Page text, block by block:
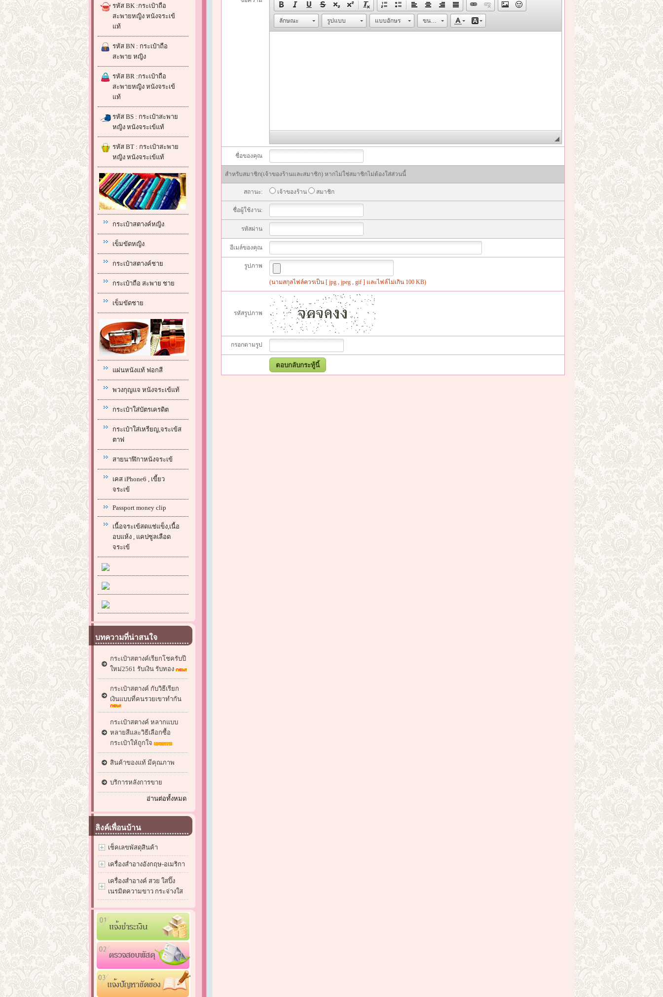
รหัส BK :กระเป๋าถือ
สะพายหญิง หนังจระเข้
แท้
รหัส BN : กระเป๋าถือ
สะพาย หญิง
รหัส BR :กระเป๋าถือ
สะพายหญิง หนังจระเข้
แท้
รหัส BS : กระเป๋าสะพาย
หญิง หนังจระเข้แท้
รหัส BT : กระเป๋าสะพาย
หญิง หนังจระเข้แท้
กระเป๋าสตางค์หญิง
เข็มขัดหญิง
กระเป๋าสตางค์ชาย
กระเป๋าถือ สะพาย ชาย
เข็มขัดชาย
แผ่นหนังแท้ ฟอกสี
พวงกุญแจ หนังจระเข้แท้
กระเป๋าใส่บัตรเครดิต
กระเป๋าใส่เหรียญ,จระเข้ส
ตาฟ
สายนาฬิกาหนังจระเข้
เคส iPhone6 , เขี้ยว
จระเข้
Passport money clip
เนื้อจระเข้สดแช่แข็ง,เนื้อ
อบแห้ง , แคปซูลเลือด
จระเข้
บทความที่น่าสนใจ
กระเป๋าสตางค์เรียกโชครับปี
ใหม่2561 รับเงิน รับทอง
กระเป๋าสตางค์ กับวิธีเรียก
เงินแบบที่คนรวยเขาทำกัน
กระเป๋าสตางค์ หลากแบบ
หลายสีและวิธีเลือกซื้อ
กระเป๋าให้ถูกใจ
สินค้าของแท้ มีคุณภาพ
บริการหลังการขาย
อ่านต่อทั้งหมด
ลิงค์เพื่อนบ้าน
เช็คเลขพัสดุสินค้า
เครื่องสำอางอังกฤษ-อเมริกา
เครื่องสำอางค์ สวย ใสปิ๊ง
เนรมิตความขาว กระจ่างใส
ลักษณะ รูปแบบ แบบอักษร ขนาด
ชื่อของคุณ
สำหรับสมาชิก(เจ้าของร้านและสมาชิก) หากไม่ใช่สมาชิกไม่ต้องใส่ส่วนนี้
สถานะ: เจ้าของร้าน สมาชิก
ชื่อผู้ใช้งาน:
รหัสผ่าน
อีเมล์ของคุณ
รูปภาพ
(นามสกุลไฟล์ควรเป็น [ jpg , jpeg , gif ] และไฟล์ไม่เกิน 100 KB)
รหัสรูปภาพ
กรอกตามรูป